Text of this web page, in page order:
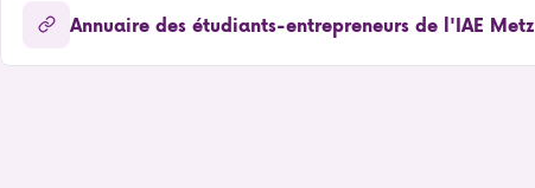
Annuaire des étudiants-entrepreneurs de l'IAE Metz